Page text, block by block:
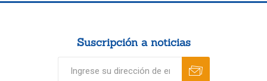
Suscripción a noticias